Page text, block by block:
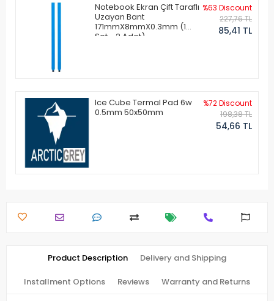
Notebook Ekran Çift Taraflı
Uzayan Bant
171mmX8mmX0.3mm (1
Set - 2 Adet)
%63 Discount
227,76 TL
85,41 TL
Ice Cube Termal Pad 6w
0.5mm 50x50mm
%72 Discount
198,38 TL
54,66 TL
Product Description Delivery and Shipping
Installment Options Reviews Warranty and Returns